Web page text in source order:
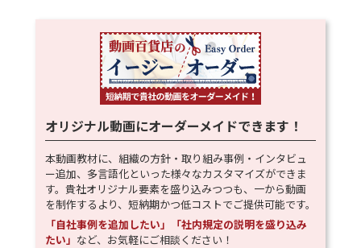
オリジナル動画にオーダーメイドできます！
本動画教材に、組織の方針・取り組み事例・インタビュ
ー追加、多言語化といった様々なカスタマイズができま
す。貴社オリジナル要素を盛り込みつつも、一から動画
を制作するより、短納期かつ低コストでご提供可能です。
「自社事例を追加したい」「社内規定の説明を盛り込み
たい」 など、お気軽にご相談ください！